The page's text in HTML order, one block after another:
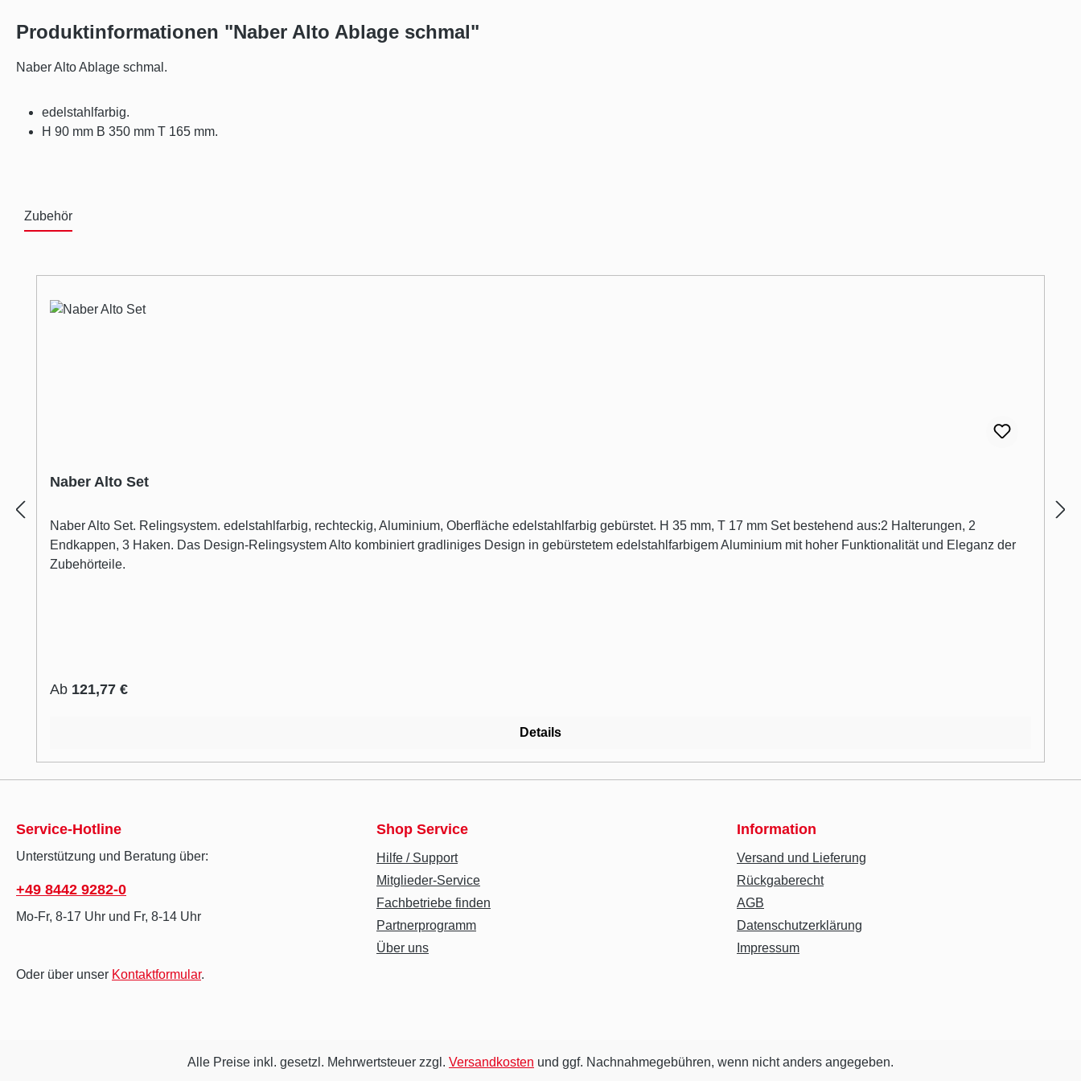
Produktinformationen "Naber Alto Ablage schmal"
Naber Alto Ablage schmal.
edelstahlfarbig.
H 90 mm B 350 mm T 165 mm.
Zubehör
Naber Alto Set
Naber Alto Set. Relingsystem. edelstahlfarbig, rechteckig, Aluminium, Oberfläche edelstahlfarbig gebürstet. H 35 mm, T 17 mm Set bestehend aus:2 Halterungen, 2
Endkappen, 3 Haken. Das Design-Relingsystem Alto kombiniert gradliniges Design in gebürstetem edelstahlfarbigem Aluminium mit hoher Funktionalität und Eleganz der
Zubehörteile.
Regulärer Preis:
Ab 121,77 €
Details
Service-Hotline
Unterstützung und Beratung über:
+49 8442 9282-0
Mo-Fr, 8-17 Uhr und Fr, 8-14 Uhr
Oder über unser Kontaktformular.
Shop Service
Hilfe / Support
Mitglieder-Service
Fachbetriebe finden
Partnerprogramm
Über uns
Information
Versand und Lieferung
Rückgaberecht
AGB
Datenschutzerklärung
Impressum
Alle Preise inkl. gesetzl. Mehrwertsteuer zzgl. Versandkosten und ggf. Nachnahmegebühren, wenn nicht anders angegeben.